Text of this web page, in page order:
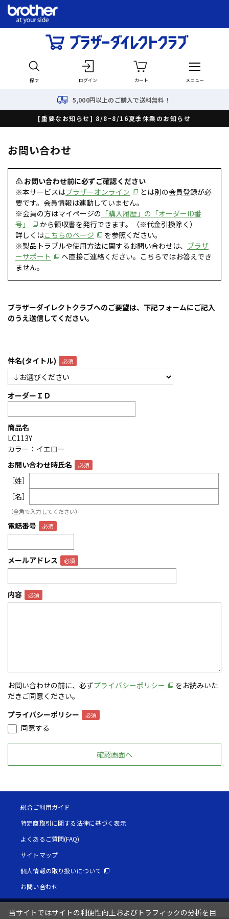
探す ログイン カート メニュー
5,000円以上のご購入で送料無料！
[重要なお知らせ] 8/8~8/16夏季休業のお知らせ
お問い合わせ
⚠ お問い合わせ前に必ずご確認ください
※本サービスはブラザーオンライン
とは別の会員登録が必
要です。会員情報は連動していません。
※会員の方はマイページの 「購入履歴」の「オーダーID番
号」
から領収書を発行できます。（※代金引換除く）
詳しくはこちらのページ
を参照ください。
※製品トラブルや使用方法に関するお問い合わせは、 ブラザ
ーサポート
へ直接ご連絡ください。こちらではお答えでき
ません。
ブラザーダイレクトクラブへのご要望は、下記フォームにご記入
のうえ送信してください。
件名(タイトル)
オーダーＩＤ
商品名
LC113Y
カラー：イエロー
お問い合わせ時氏名
［姓］
［名］
（全角で入力してください）
電話番号
メールアドレス
内容
お問い合わせの前に、必ずプライバシーポリシー
をお読みいた
だきご同意ください。
プライバシーポリシー
同意する
総合ご利用ガイド
特定商取引に関する法律に基づく表示
よくあるご質問(FAQ)
サイトマップ
個人情報の取り扱いについて
お問い合わせ
当サイトではサイトの利便性向上およびトラフィックの分析を目